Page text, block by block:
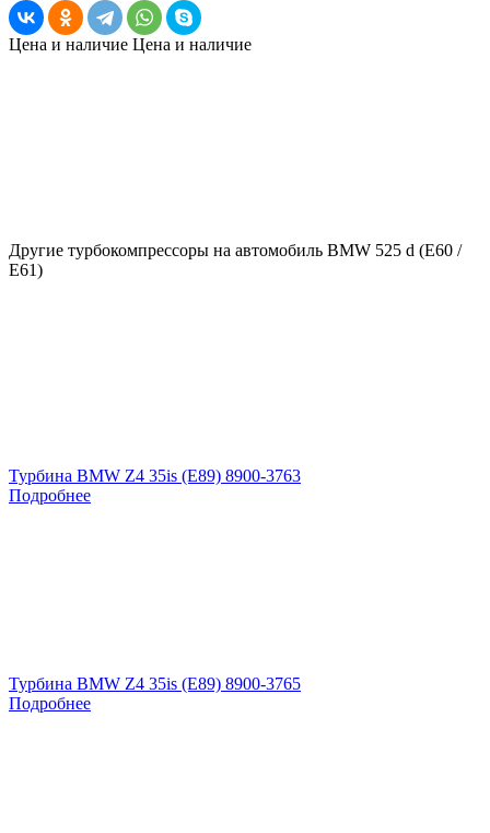
Цена и наличие Цена и наличие
Другие турбокомпрессоры на автомобиль BMW 525 d (E60 /
E61)
Турбина BMW Z4 35is (E89) 8900-3763
Подробнее
Турбина BMW Z4 35is (E89) 8900-3765
Подробнее